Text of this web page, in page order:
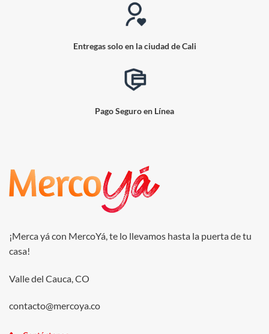
Entregas solo en la ciudad de Cali
Pago Seguro en Línea
¡Merca yá con MercoYá, te lo llevamos hasta la puerta de tu
casa!
Valle del Cauca, CO
contacto@mercoya.co